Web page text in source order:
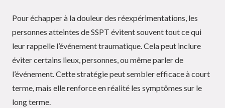
Pour échapper à la douleur des réexpérimentations, les
personnes atteintes de SSPT évitent souvent tout ce qui
leur rappelle l’événement traumatique. Cela peut inclure
éviter certains lieux, personnes, ou même parler de
l’événement. Cette stratégie peut sembler efficace à court
terme, mais elle renforce en réalité les symptômes sur le
long terme.